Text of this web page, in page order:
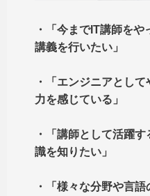
・「今までIT講師を
講義を行いたい」
・「エンジニアとし
力を感じている」
・「講師として活躍
識を知りたい」
・「様々な分野や言